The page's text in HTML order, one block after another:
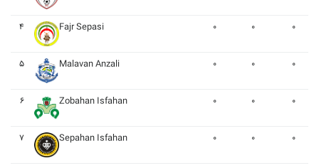
۴ Fajr Sepasi ۰ ۰ ۰
۵ Malavan Anzali ۰ ۰ ۰
۶ Zobahan Isfahan ۰ ۰ ۰
۷ Sepahan Isfahan ۰ ۰ ۰